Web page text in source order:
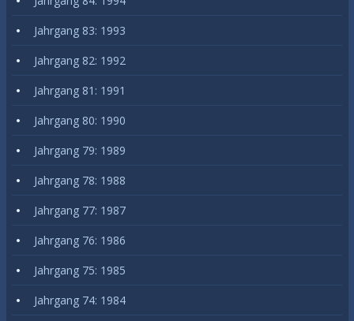
Jahrgang 83: 1993
Jahrgang 82: 1992
Jahrgang 81: 1991
Jahrgang 80: 1990
Jahrgang 79: 1989
Jahrgang 78: 1988
Jahrgang 77: 1987
Jahrgang 76: 1986
Jahrgang 75: 1985
Jahrgang 74: 1984